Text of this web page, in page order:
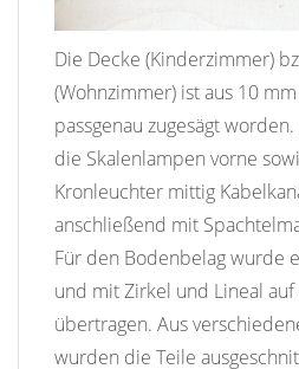
Die Decke (Kinderzimmer)
(Wohnzimmer) ist aus 10
passgenau zugesägt
die Skalenlampen vorne
Kronleuchter mittig
anschließend mit
Für den Bodenbelag wurde
und mit Zirkel und Lineal
übertragen. Aus
wurden die Teile